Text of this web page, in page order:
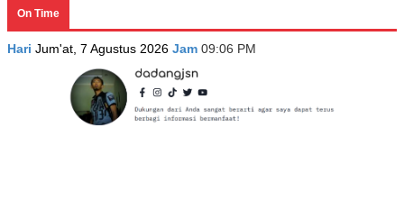
On Time
Hari Jum'at, 7 Agustus 2026 Jam 09:06 PM